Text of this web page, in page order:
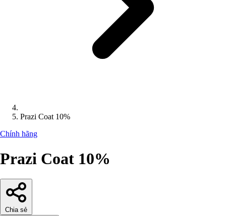
Prazi Coat 10%
Chính hãng
Prazi Coat 10%
Chia sẻ